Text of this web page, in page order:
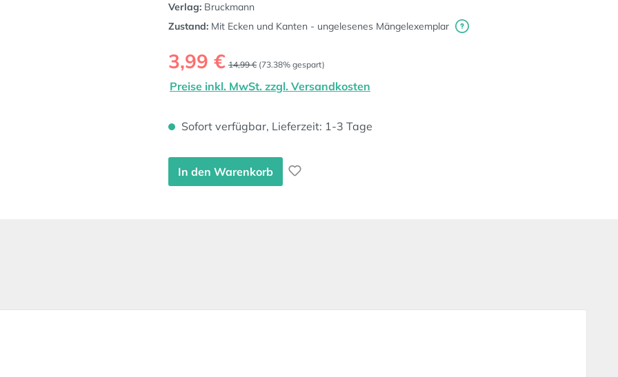
Verlag: Bruckmann
Zustand: Mit Ecken und Kanten - ungelesenes Mängelexemplar
Verkaufspreis:
3,99 € Regulärer Preis:
14,99 € (73.38% gespart)
Preise inkl. MwSt. zzgl. Versandkosten
Sofort verfügbar, Lieferzeit: 1-3 Tage
In den Warenkorb